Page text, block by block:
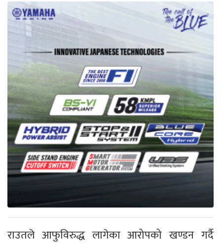
राउतले आफुविरुद्ध लागेका आरोपको खण्डन गर्दै